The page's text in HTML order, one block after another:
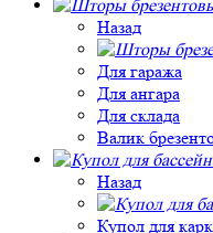
Назад
Для гаража
Для ангара
Для склада
Валик
Назад
Купол для